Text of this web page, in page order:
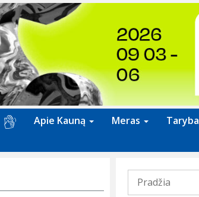
Apie Kauną Meras Taryba
Pradžia